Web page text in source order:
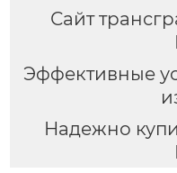
Сайт
Эффективные
Надежно